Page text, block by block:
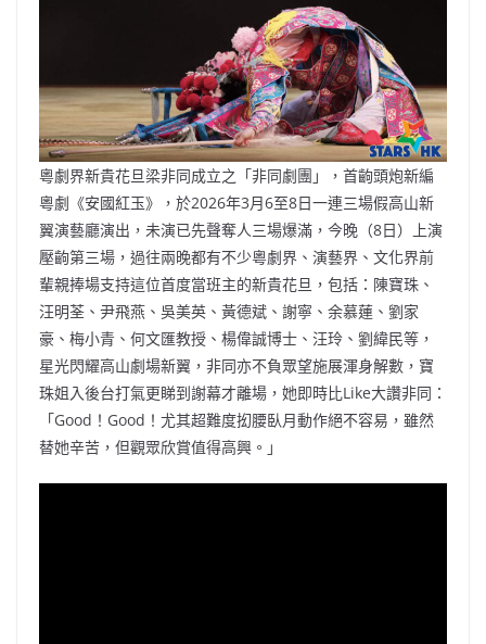
k
k
粵劇界新貴花旦梁非同成立之「非同劇團」，首齣頭炮新編
粵劇《安國紅玉》，於2026年3月6至8日一連三場假高山新
翼演藝廳演出，未演已先聲奪人三場爆滿，今晚（8日）上演
壓齣第三場，過往兩晚都有不少粵劇界、演藝界、文化界前
輩親捧場支持這位首度當班主的新貴花旦，包括：陳寶珠、
汪明荃、尹飛燕、吳美英、黃德斌、謝寧、余慕蓮、劉家
豪、梅小青、何文匯教授、楊偉誠博士、汪玲、劉緯民等，
星光閃耀高山劇場新翼，非同亦不負眾望施展渾身解數，寶
珠姐入後台打氣更睇到謝幕才離場，她即時比Like大讚非同：
「Good！Good！尤其超難度抝腰臥月動作絕不容易，雖然
替她辛苦，但觀眾欣賞值得高興。」